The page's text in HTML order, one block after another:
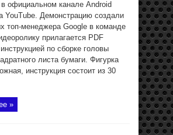
в официальном канале Android
YouTube. Демонстрацию создали
топ-менеджера Google в команде
прилагается PDF
по сборке головы
листа бумаги. Фигурка
инструкция состоит из 30
»